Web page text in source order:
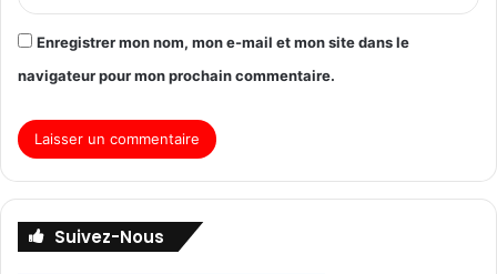
Enregistrer mon nom, mon e-mail et mon site dans le
navigateur pour mon prochain commentaire.
Suivez-Nous